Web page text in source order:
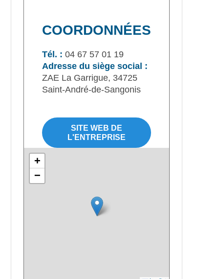
COORDONNÉES
Tél. : 04 67 57 01 19
Adresse du siège social :
ZAE La Garrigue, 34725
Saint-André-de-Sangonis
SITE WEB DE
L'ENTREPRISE
+
−